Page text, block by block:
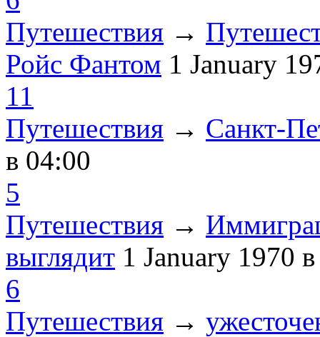
Путешествия →
Ройс Фантом 1 January
11
Путешествия → Санкт-
в 04:00
5
Путешествия →
выглядит 1 January 1970
6
Путешествия →